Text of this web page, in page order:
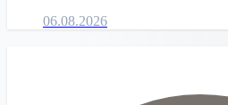
06.08.2026